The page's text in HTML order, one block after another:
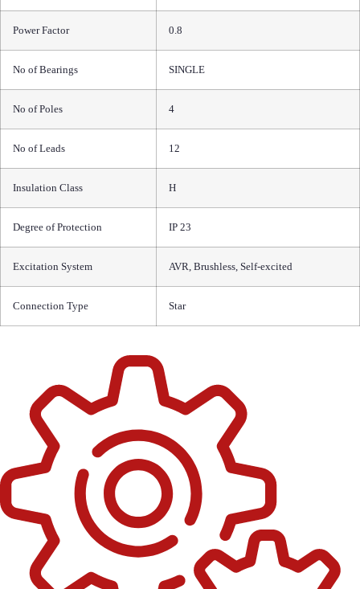
Power Factor 0.8
No of Bearings SINGLE
No of Poles 4
No of Leads 12
Insulation Class H
Degree of Protection IP 23
Excitation System AVR, Brushless, Self-excited
Connection Type Star